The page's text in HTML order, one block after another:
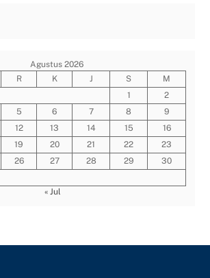
Agustus 2026
R K J S
M
1
2
5 6 7 8
9
12 13 14 15
16
19 20 21 22
23
26 27 28 29
30
« Jul